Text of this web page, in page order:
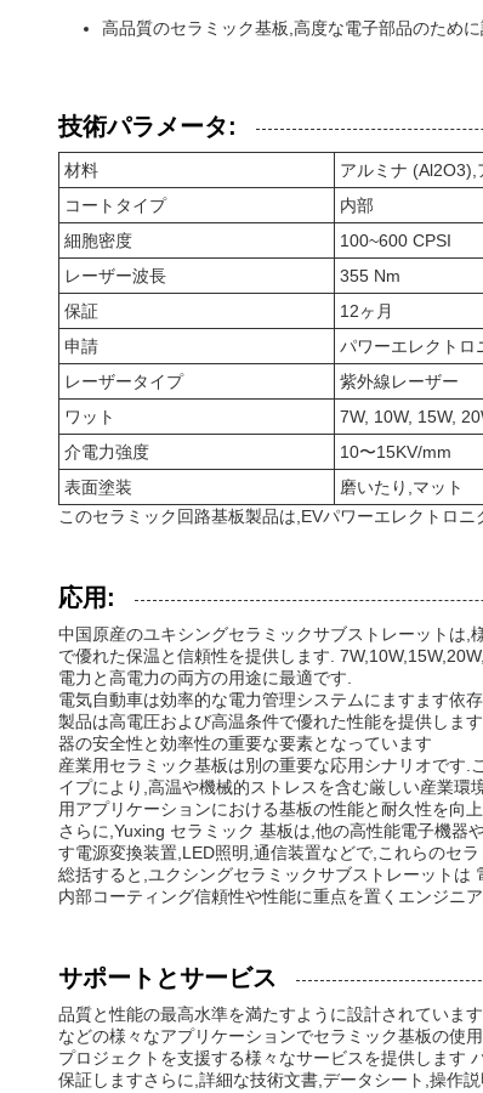
高品質のセラミック基板,高度な電子部品のため
技術パラメータ:
材料
アルミナ
コートタイプ
内部
細胞密度
100~600 CPSI
レーザー波長
355 Nm
保証
12ヶ月
申請
パワーエレクトロ
レーザータイプ
紫外線レーザー
ワット
7W, 10W, 15W,
介電力強度
10〜15KV/mm
表面塗装
磨いたり,マット
このセラミック回路基板製品は,EVパワーエレクトロ
応用:
中国原産のユキシングセラミックサブストレーットは
で優れた保温と信頼性を提供します.
電力と高電力の両方の用途に最適です.
電気自動車は効率的な電力管理システムにますます依
製品は高電圧および高温条件で優れた性能を提供しま
器の安全性と効率性の重要な要素となっています
産業用セラミック基板は別の重要な応用シナリオです
イプにより,高温や機械的ストレスを含む厳しい産業
用アプリケーションにおける基板の性能と耐久性を向上
さらに,Yuxing セラミック 基板は,他の高性能電子機器
す電源変換装置,LED照明,通信装置などで,これらのセ
総括すると,ユクシングセラミックサブストレーット
内部コーティング信頼性や性能に重点を置くエンジニ
サポートとサービス
品質と性能の最高水準を満たすように設計されていま
などの様々なアプリケーションでセラミック基板の使
プロジェクトを支援する様々なサービスを提供します
保証しますさらに,詳細な技術文書,データシート,操作